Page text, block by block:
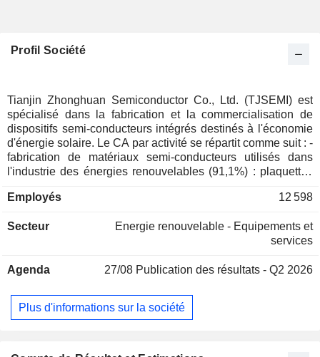
Profil Société
Tianjin Zhonghuan Semiconductor Co., Ltd. (TJSEMI) est
spécialisé dans la fabrication et la commercialisation de
dispositifs semi-conducteurs intégrés destinés à l'économie
d'énergie solaire. Le CA par activité se répartit comme suit : -
fabrication de matériaux semi-conducteurs utilisés dans
l'industrie des énergies renouvelables (91,1%) : plaquettes
modules solaires, etc. utilisés notamment dans les
véhicules électriques à énergies nouvelles, les onduleurs
éoliens et les réseaux de transmission intelligents ; -
l'électronique grand public (8%) ; - prestations de services
Employés 12 598
Secteur
Energie renouvelable - Equipements et
services
Agenda 27/08 Publication des résultats - Q2 2026
Plus d'informations sur la société